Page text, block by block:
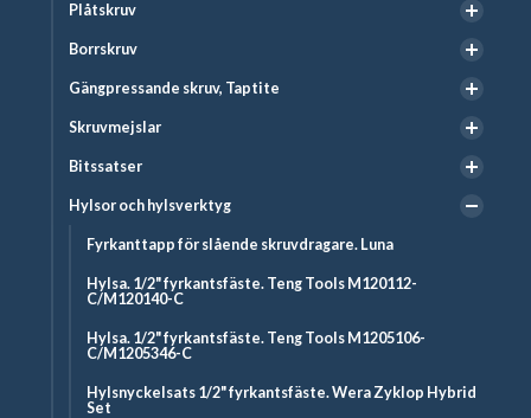
Plåtskruv
Borrskruv
Gängpressande skruv, Taptite
Skruvmejslar
Bitssatser
Hylsor och hylsverktyg
Fyrkanttapp för slående skruvdragare. Luna
Hylsa. 1/2" fyrkantsfäste. Teng Tools M120112-
C/M120140-C
Hylsa. 1/2" fyrkantsfäste. Teng Tools M1205106-
C/M1205346-C
Hylsnyckelsats 1/2" fyrkantsfäste. Wera Zyklop Hybrid
Set